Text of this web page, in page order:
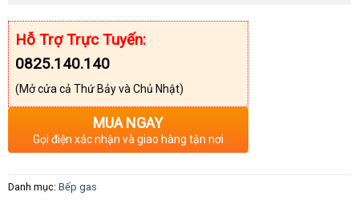
Hỗ Trợ Trực Tuyến:
0825.140.140
(Mở cửa cả Thứ Bảy và Chủ Nhật)
MUA NGAY
Gọi điện xác nhận và giao hàng tận nơi
Danh mục: Bếp gas